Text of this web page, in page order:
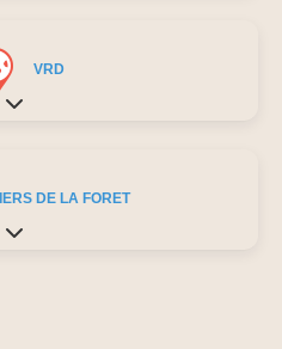
VRD
Expand sub-categories
DE LA FORET
Expand sub-categories